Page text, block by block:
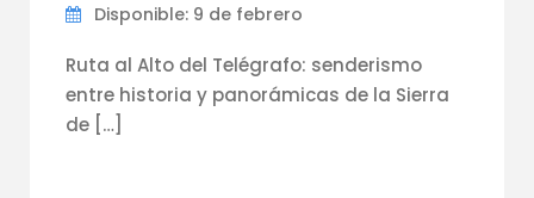
Disponible: 9 de febrero
Ruta al Alto del Telégrafo: senderismo
entre historia y panorámicas de la Sierra
de […]